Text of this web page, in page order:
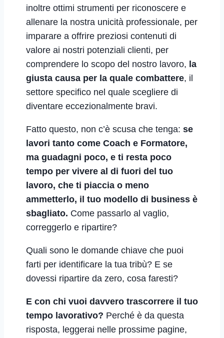
inoltre ottimi strumenti per riconoscere e
allenare la nostra unicità professionale, per
imparare a offrire preziosi contenuti di
valore ai nostri potenziali clienti, per
comprendere lo scopo del nostro lavoro, la
giusta causa per la quale combattere, il
settore specifico nel quale scegliere di
diventare eccezionalmente bravi.
Fatto questo, non c’è scusa che tenga: se
lavori tanto come Coach e Formatore,
ma guadagni poco, e ti resta poco
tempo per vivere al di fuori del tuo
lavoro, che ti piaccia o meno
ammetterlo, il tuo modello di business è
sbagliato. Come passarlo al vaglio,
correggerlo e ripartire?
Quali sono le domande chiave che puoi
farti per identificare la tua tribù? E se
dovessi ripartire da zero, cosa faresti?
E con chi vuoi davvero trascorrere il tuo
tempo lavorativo? Perché è da questa
risposta, leggerai nelle prossime pagine,